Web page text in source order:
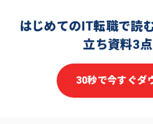
はじめてのIT転職で読
立ち資料3
30秒で今すぐダ